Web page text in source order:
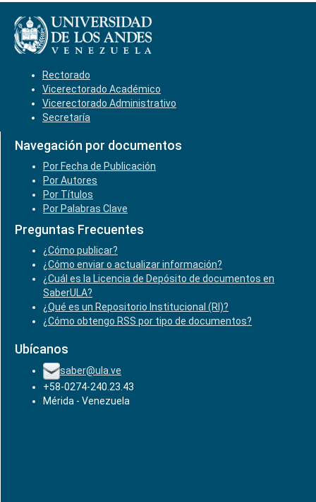
Rectorado
Vicerectorado Académico
Vicerectorado Administrativo
Secretaría
Navegación por documentos
Por Fecha de Publicación
Por Autores
Por Títulos
Por Palabras Clave
Preguntas Frecuentes
¿Cómo publicar?
¿Cómo enviar o actualizar información?
¿Cuál es la Licencia de Depósito de documentos en
SaberULA?
¿Qué es un Repositorio Institucional (RI)?
¿Cómo obtengo RSS por tipo de documentos?
Ubícanos
saber@ula.ve
+58-0274-240.23.43
Mérida - Venezuela